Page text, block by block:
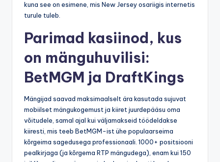
kuna see on esimene, mis New Jersey osariigis internetis
turule tuleb.
Parimad kasiinod, kus
on mänguhuvilisi:
BetMGM ja DraftKings
Mängijad saavad maksimaalselt ära kasutada sujuvat
mobiilset mängukogemust ja kiiret juurdepääsu oma
võitudele, samal ajal kui väljamakseid töödeldakse
kiiresti, mis teeb BetMGM-ist ühe populaarseima
kõrgeima sagedusega professionaali. 1000+ positsiooni
pealkirjaga (ja kõrgema RTP mängudega), enam kui 150